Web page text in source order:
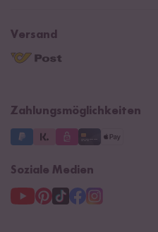
Kontaktformular
Navacopah
Reishunger Gutscheine
B2B
Versand
Zahlungsmöglichkeiten
Soziale Medien